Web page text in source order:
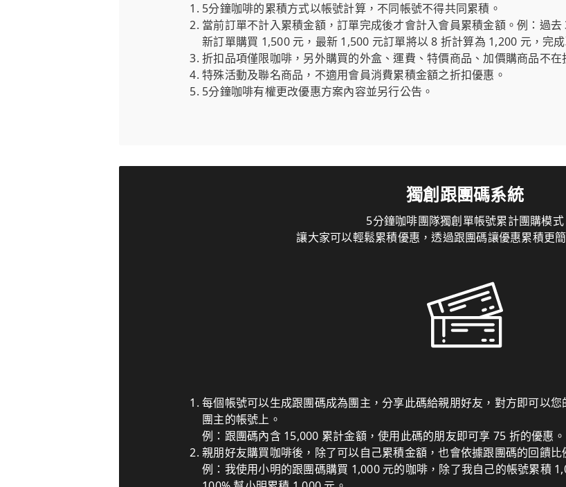
5分鐘咖啡的累積方式以帳號計算，不同帳號不得共同累積。
當前訂單不計入累積金額，訂單完成後才會計入會員累積金額。例：過
新訂單購買 1,500 元，最新 1,500 元訂單將以 8 折計算為 1,200 元，完
折扣品項僅限咖啡，另外購買的外盒、運費、特價商品、加價購商品不在
特殊活動及聯名商品，不適用會員消費累積金額之折扣優惠。
5分鐘咖啡有權更改優惠方案內容並另行公告。
獨創跟團碼系統
5分鐘咖啡團隊獨創單帳號累計團購模式
讓大家可以輕鬆累積優惠，透過跟團碼讓優惠累積更
每個帳號可以生成跟團碼成為團主，分享此碼給親朋好友，對方即可以
團主的帳號上。
例：跟團碼內含 15,000 累計金額，使用此碼的朋友即可享 75 折的優惠。
親朋好友購買咖啡後，除了可以自己累積金額，也會依據跟團碼的回饋比
例：我使用小明的跟團碼購買 1,000 元的咖啡，除了我自己的帳號累積